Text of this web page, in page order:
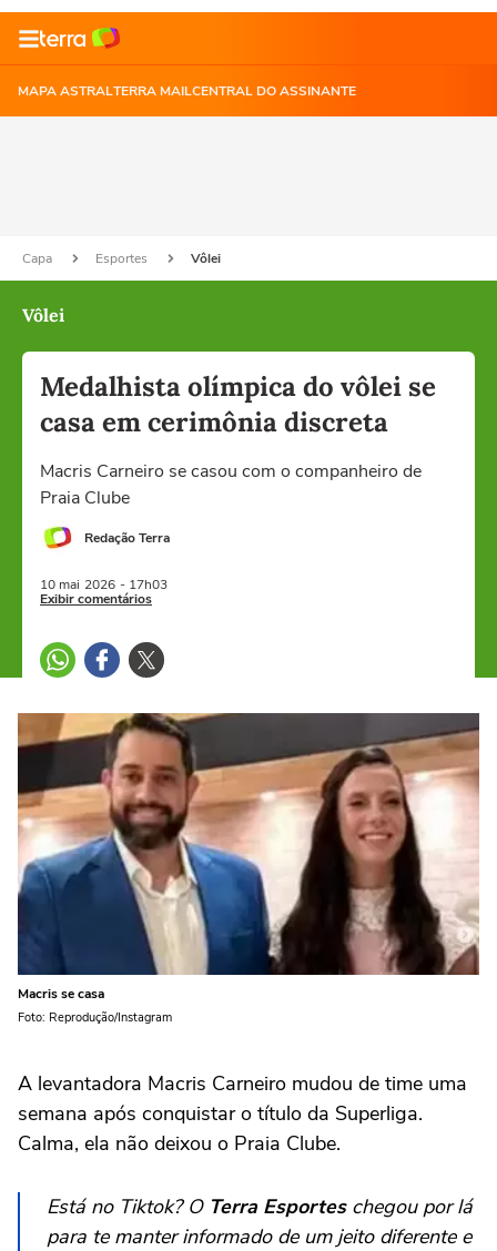
MAPA ASTRALTERRA MAILCENTRAL DO ASSINANTE
Capa Esportes Vôlei
Vôlei
Medalhista olímpica do vôlei se
casa em cerimônia discreta
Macris Carneiro se casou com o companheiro de
Praia Clube
Redação Terra
10 mai 2026 - 17h03
Exibir comentários
Macris se casa
Foto: Reprodução/Instagram
A levantadora Macris Carneiro mudou de time uma
semana após conquistar o título da Superliga.
Calma, ela não deixou o Praia Clube.
Está no Tiktok? O Terra Esporteschegou por lá
para te manter informado de um jeito diferente e